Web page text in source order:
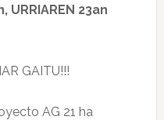
URRIAREN 23an
GAITU!!!
AG 21 ha